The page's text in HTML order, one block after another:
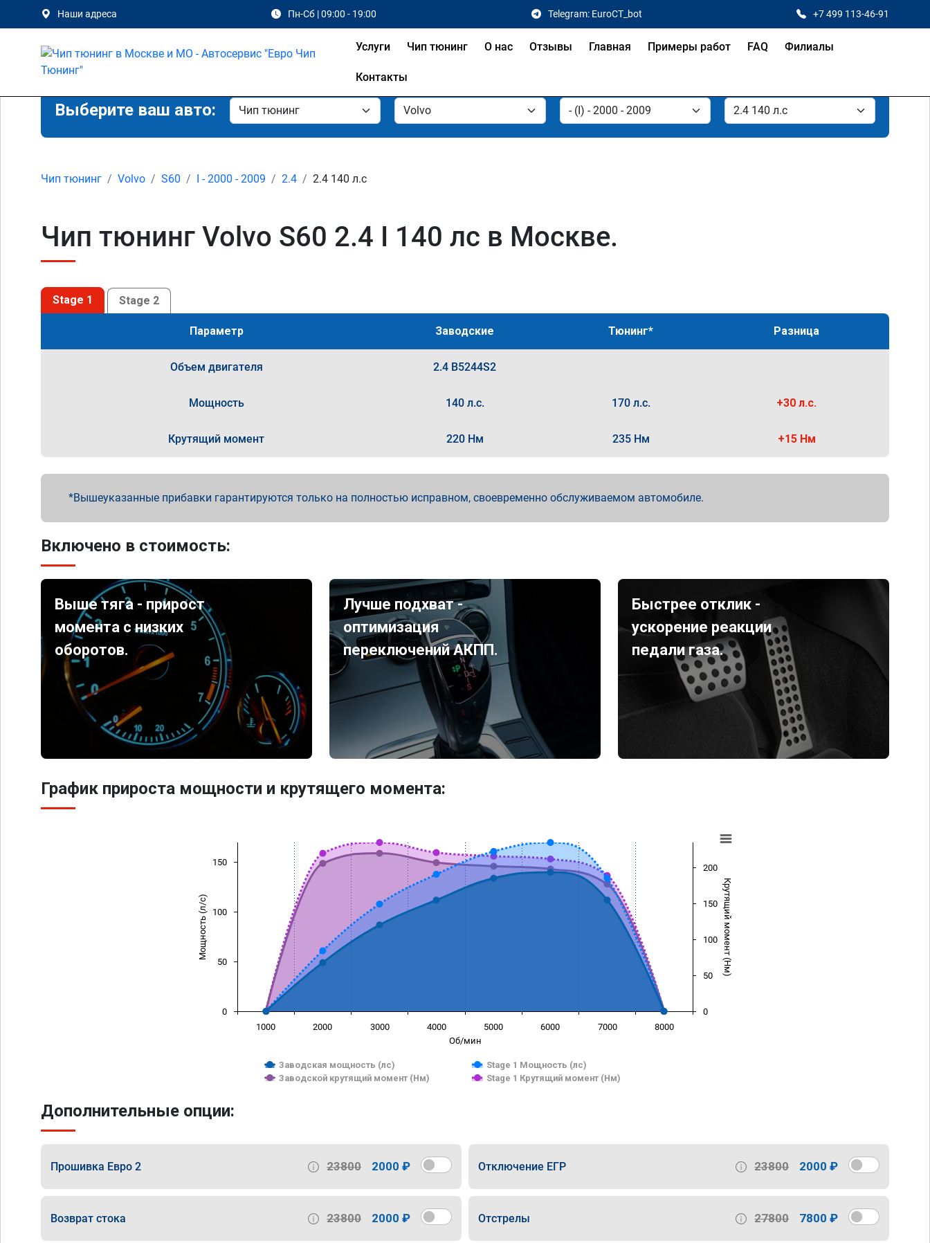
Наши адреса Пн-Сб | 09:00 - 19:00 Telegram: EuroCT_bot +7 499 113-46-91
Услуги Чип тюнинг О нас Отзывы Главная Примеры работ FAQ Филиалы
Контакты
Выберите ваш авто:
Чип тюнинг Volvo S60 I - 2000 - 2009 2.4 2.4 140 л.с
Чип тюнинг Volvo S60 2.4 I 140 лс в Москве.
Stage 1 Stage 2
Параметр Заводские Тюнинг* Разница
Объем двигателя 2.4 B5244S2
Мощность 140 л.с. 170 л.с. +30 л.с.
Крутящий момент 220 Нм 235 Нм +15 Нм
Вышеуказанные прибавки гарантируются только на полностью исправном, своевременно обслуживаемом автомобиле.
Включено в стоимость:
Выше тяга - прирост
момента с низких
оборотов.
Лучше подхват -
оптимизация
переключений АКПП.
Быстрее отклик -
ускорение реакции
педали газа.
График прироста мощности и крутящего момента:
Об/мин
Мощность (л/с) Крутящий момент (Нм)
Заводская мощность (лс)
Stage 1 Мощность (лс)
Заводской крутящий момент (Нм)
Stage 1 Крутящий момент (Нм)
1000 2000 3000 4000 5000 6000 7000 8000
0
50
100
150
0
50
100
150
200
Дополнительные опции:
Прошивка Евро 2 23800 2000 ₽ Отключение ЕГР 23800 2000 ₽
Возврат стока 23800 2000 ₽ Отстрелы 27800 7800 ₽